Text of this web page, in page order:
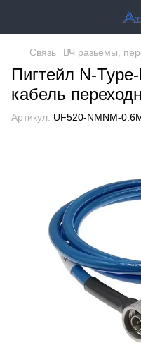
Связь ВЧ разьемы,
Пигтейл N-
кабель
Артикул: UF520-NMNM-